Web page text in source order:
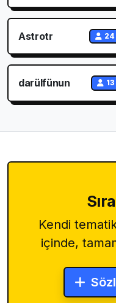
Astrotr 24
darülfünun 13
Kendi
içinde,